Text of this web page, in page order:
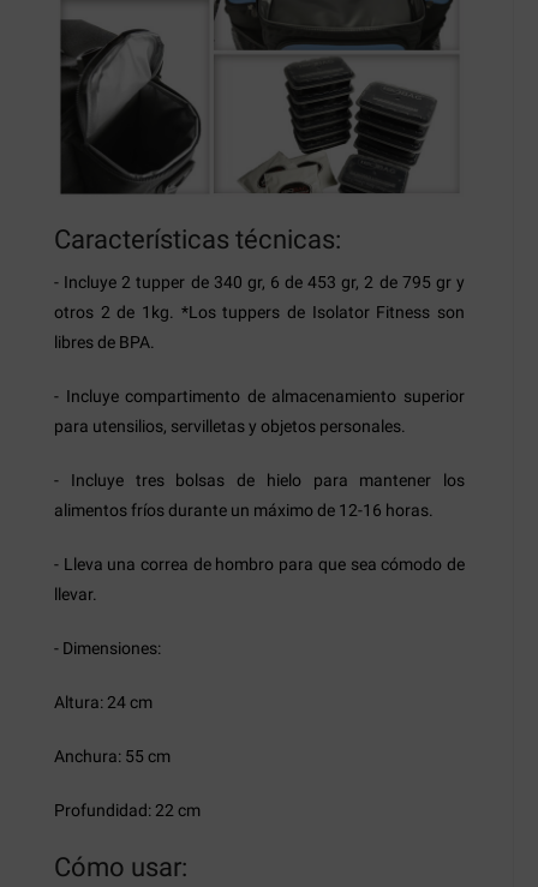
Características técnicas:
- Incluye 2 tupper de 340 gr, 6 de 453 gr, 2 de 795 gr y
otros 2 de 1kg. *Los tuppers de Isolator Fitness son
libres de BPA.
- Incluye compartimento de almacenamiento superior
para utensilios, servilletas y objetos personales.
- Incluye tres bolsas de hielo para mantener los
alimentos fríos durante un máximo de 12-16 horas.
- Lleva una correa de hombro para que sea cómodo de
llevar.
- Dimensiones:
Altura: 24 cm
Anchura: 55 cm
Profundidad: 22 cm
Cómo usar: